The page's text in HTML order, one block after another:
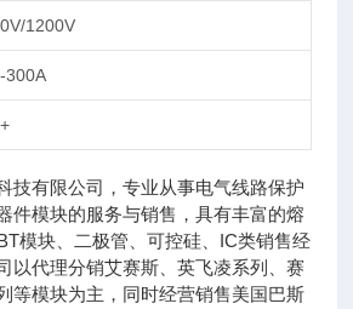
1200V
300A
技有限公司，专业从事电气线路保护
件模块的服务与销售，具有丰富的熔
模块、二极管、可控硅、IC类销售经
以代理分销艾赛斯、英飞凌系列、赛
等模块为主，同时经营销售美国巴斯